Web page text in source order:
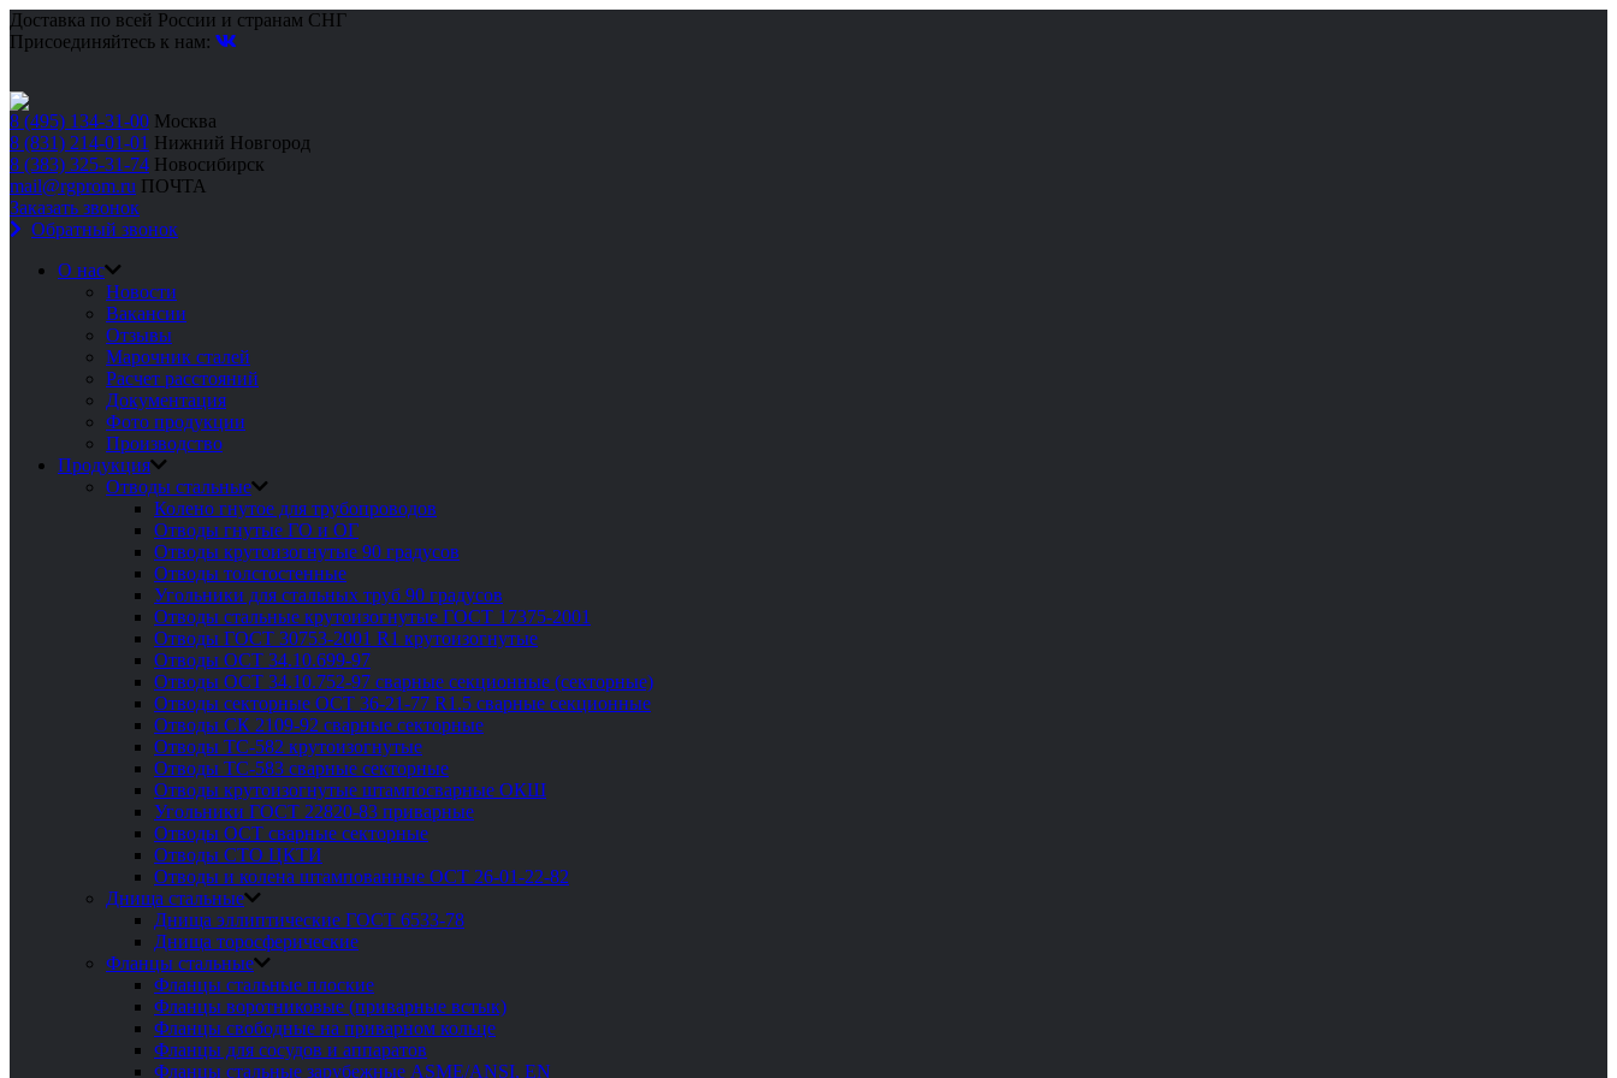
Доставка по всей России и странам СНГ
Присоединяйтесь к нам:
8 (495) 134-31-00 Москва
8 (831) 214-01-01 Нижний Новгород
8 (383) 325-31-74 Новосибирск
mail@rgprom.ru ПОЧТА
Заказать звонок
Обратный звонок
О нас
Новости
Вакансии
Отзывы
Марочник сталей
Расчет расстояний
Документация
Фото продукции
Производство
Продукция
Отводы стальные
Колено гнутое для трубопроводов
Отводы гнутые ГО и ОГ
Отводы крутоизогнутые 90 градусов
Отводы толстостенные
Угольники для стальных труб 90 градусов
Отводы стальные крутоизогнутые ГОСТ 17375-2001
Отводы ГОСТ 30753-2001 R1 крутоизогнутые
Отводы ОСТ 34.10.699-97
Отводы ОСТ 34.10.752-97 сварные секционные (секторные)
Отводы секторные ОСТ 36-21-77 R1.5 сварные секционные
Отводы СК 2109-92 сварные секторные
Отводы ТС-582 крутоизогнутые
Отводы ТС-583 сварные секторные
Отводы крутоизогнутые штампосварные ОКШ
Угольники ГОСТ 22820-83 приварные
Отводы ОСТ сварные секторные
Отводы СТО ЦКТИ
Отводы и колена штампованные ОСТ 26-01-22-82
Днища стальные
Днища эллиптические ГОСТ 6533-78
Днища торосферические
Фланцы стальные
Фланцы стальные плоские
Фланцы воротниковые (приварные встык)
Фланцы свободные на приварном кольце
Фланцы для сосудов и аппаратов
Фланцы стальные зарубежные ASME/ANSI, EN